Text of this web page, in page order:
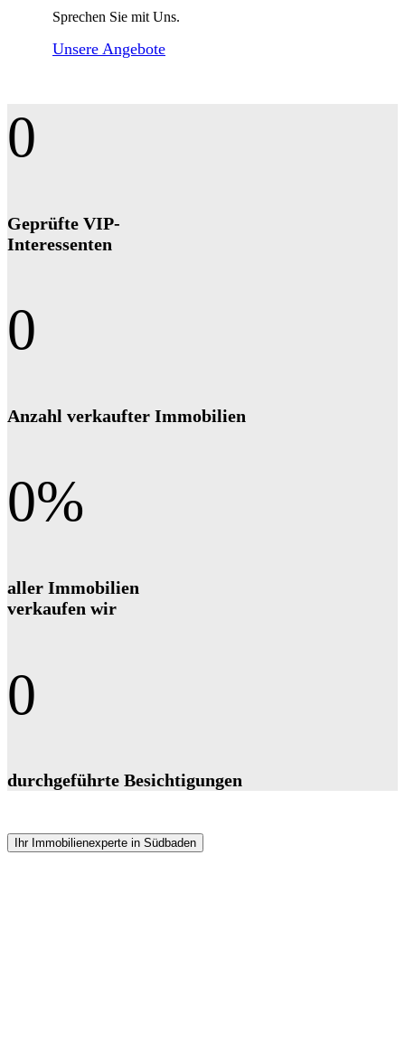
Sprechen Sie mit Uns.
Unsere Angebote
0
Geprüfte VIP-
Interessenten
0
Anzahl ver­kauf­ter Immobilien
0%
aller Immobilien
verkaufen wir
0
durchgeführte Besichtigungen
Ihr Immobilienexperte in Südbaden